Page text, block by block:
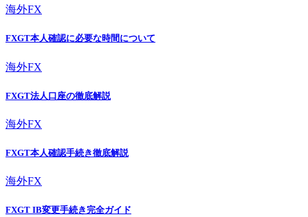
海外FX
FXGT本人確認に必要な時間について
海外FX
FXGT法人口座の徹底解説
海外FX
FXGT本人確認手続き徹底解説
海外FX
FXGT IB変更手続き完全ガイド